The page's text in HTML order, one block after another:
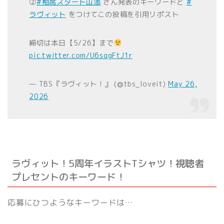
②#相席スタート山添 さん発表のキーワードと #
ラヴィット をつけてこの投稿を引用リポスト
締切は本日【5/26】まで
pic.twitter.com/U6sqgFtJ1r
— TBS『ラヴィット！』 (@tbs_loveit)May 26,
2026
ラヴィット！5周年イラストTシャツ！視聴者
プレセントのキーワード！
応募にひつようなキーワードは…